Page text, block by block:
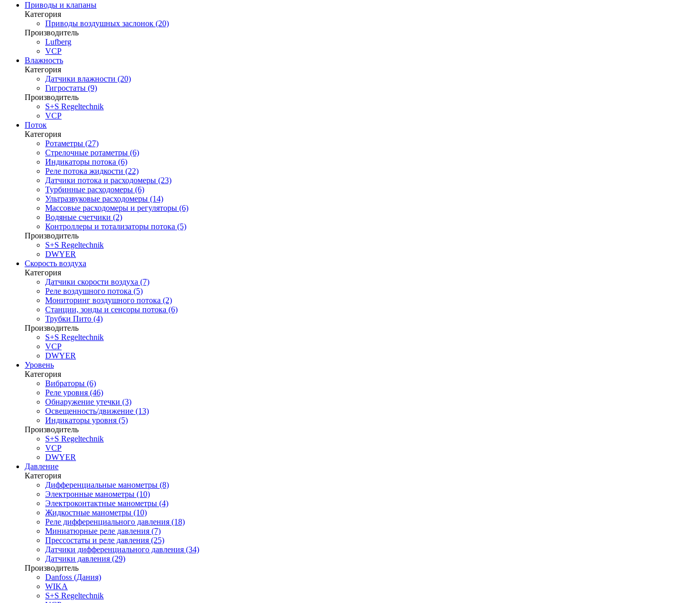
Приводы и клапаны
Категория
Приводы воздушных заслонок (20)
Производитель
Lufberg
VCP
Влажность
Категория
Датчики влажности (20)
Гигростаты (9)
Производитель
S+S Regeltechnik
VCP
Поток
Категория
Ротаметры (27)
Стрелочные ротаметры (6)
Индикаторы потока (6)
Реле потока жидкости (22)
Датчики потока и расходомеры (23)
Турбинные расходомеры (6)
Ультразвуковые расходомеры (14)
Массовые расходомеры и регуляторы (6)
Водяные счетчики (2)
Контроллеры и тотализаторы потока (5)
Производитель
S+S Regeltechnik
DWYER
Скорость воздуха
Категория
Датчики скорости воздуха (7)
Реле воздушного потока (5)
Мониторинг воздушного потока (2)
Станции, зонды и сенсоры потока (6)
Трубки Пито (4)
Производитель
S+S Regeltechnik
VCP
DWYER
Уровень
Категория
Вибраторы (6)
Реле уровня (46)
Обнаружение утечки (3)
Освещенность/движение (13)
Индикаторы уровня (5)
Производитель
S+S Regeltechnik
VCP
DWYER
Давление
Категория
Дифференциальные манометры (8)
Электронные манометры (10)
Электроконтактные манометры (4)
Жидкостные манометры (10)
Реле дифференциального давления (18)
Миниатюрные реле давления (7)
Прессостаты и реле давления (25)
Датчики дифференциального давления (34)
Датчики давления (29)
Производитель
Danfoss (Дания)
WIKA
S+S Regeltechnik